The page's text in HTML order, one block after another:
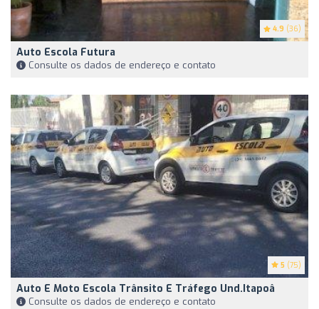
4.9 (36)
Auto Escola Futura
Consulte os dados de endereço e contato
5 (75)
Auto E Moto Escola Trânsito E Tráfego Und.Itapoâ
Consulte os dados de endereço e contato